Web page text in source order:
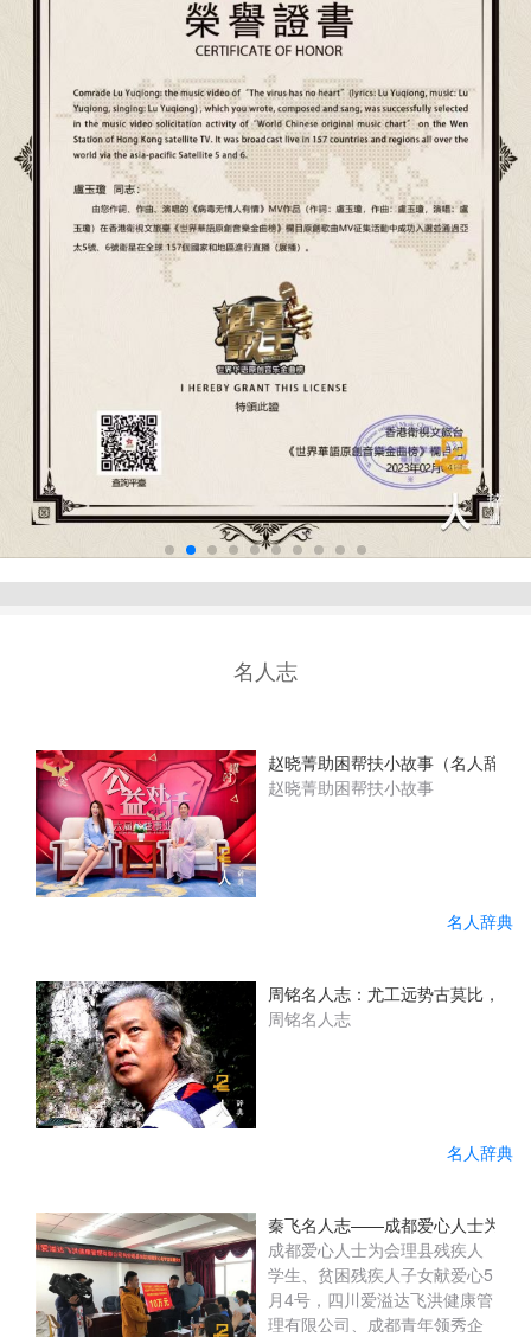
名人志
赵晓菁助困帮扶小故事（名人辞典
赵晓菁助困帮扶小故事
名人辞典
周铭名人志：尤工远势古莫比，
周铭名人志
名人辞典
秦飞名人志——成都爱心人士为会
成都爱心人士为会理县残疾人
学生、贫困残疾人子女献爱心5
月4号，四川爱溢达飞洪健康管
理有限公司、成都青年领秀企